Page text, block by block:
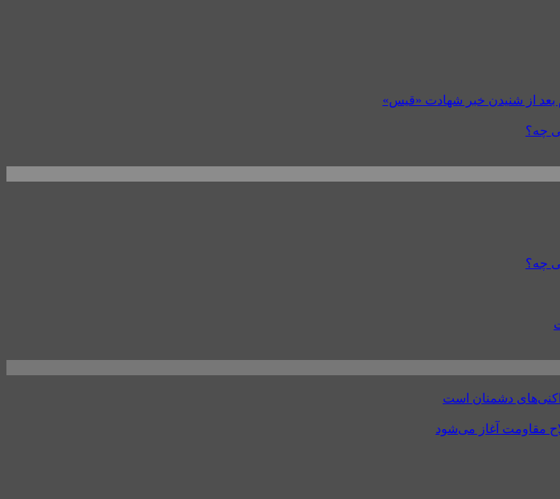
بعد از شنیدن خبر شهادت «قیس»
دشمنان است
مقاومت آغاز می‌شود